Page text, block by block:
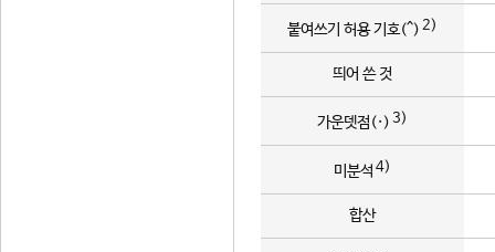
붙여쓰기 허용 기호(^) 2)
띄어 쓴 것
가운뎃점(·) 3)
미분석 4)
합산